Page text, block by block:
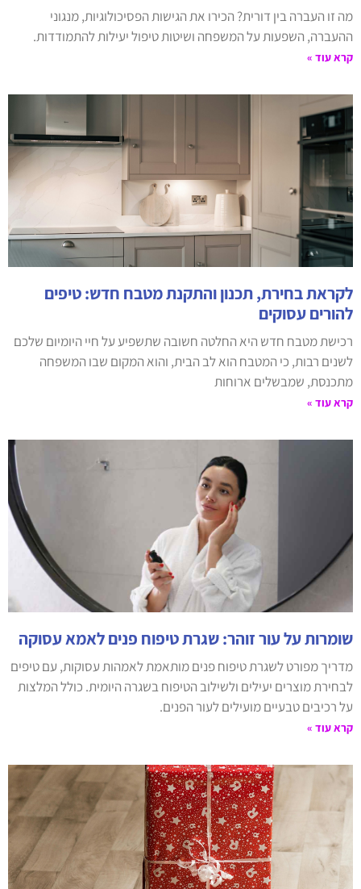
מה זו העברה בין דורית? הכירו את הגישות הפסיכולוגיות, מנגוני
ההעברה, השפעות על המשפחה ושיטות טיפול יעילות להתמודדות.
קרא עוד »
לקראת בחירת, תכנון והתקנת מטבח חדש: טיפים
להורים עסוקים
רכישת מטבח חדש היא החלטה חשובה שתשפיע על חיי היומיום שלכם
לשנים רבות, כי המטבח הוא לב הבית, והוא המקום שבו המשפחה
מתכנסת, שמבשלים ארוחות
קרא עוד »
שומרות על עור זוהר: שגרת טיפוח פנים לאמא עסוקה
מדריך מפורט לשגרת טיפוח פנים מותאמת לאמהות עסוקות, עם טיפים
לבחירת מוצרים יעילים ולשילוב הטיפוח בשגרה היומית. כולל המלצות
על רכיבים טבעיים מועילים לעור הפנים.
קרא עוד »